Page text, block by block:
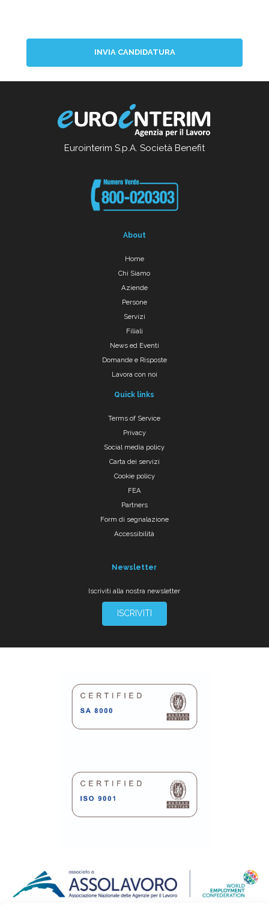
INVIA CANDIDATURA
Eurointerim S.p.A. Società Benefit
About
Home
Chi Siamo
Aziende
Persone
Servizi
Filiali
News ed Eventi
Domande e Risposte
Lavora con noi
Quick links
Terms of Service
Privacy
Social media policy
Carta dei servizi
Cookie policy
FEA
Partners
Form di segnalazione
Accessibilità
Newsletter
Iscriviti alla nostra newsletter
ISCRIVITI